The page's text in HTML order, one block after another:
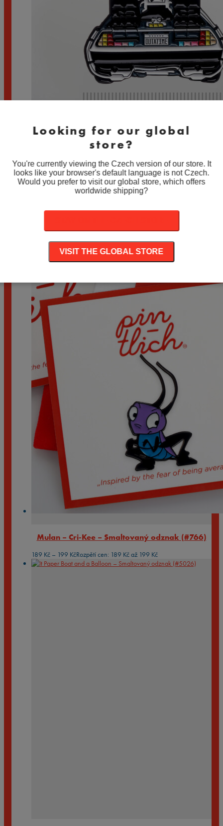
Back to the Future – DeLorean – Smaltovaný
odznak (#305)
The Little Prince Fishing Stars – Smaltovaný
odznak (#028)
Kč–199KčRozpětí cen: 189 Kč až 199 Kč
Mulan – Cri-Kee – Smaltovaný odznak (#766)
189 Kč – 199 KčRozpětí cen: 189 Kč až 199 Kč
Looking for our global
store?
You're currently viewing the Czech version of our store. It
looks like your browser's default language is not Czech.
Would you prefer to visit our global store, which offers
worldwide shipping?
VISIT THE GLOBAL STORE